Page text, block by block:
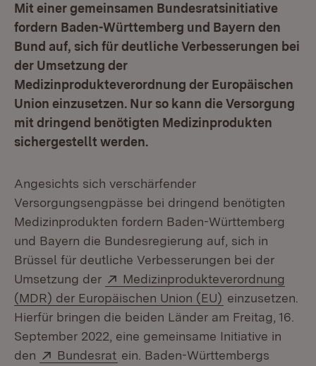
Mit einer gemeinsamen Bundesratsinitiative
fordern Baden-Württemberg und Bayern den
Bund auf, sich für deutliche Verbesserungen bei
der Umsetzung der
Medizinprodukteverordnung der Europäischen
Union einzusetzen. Nur so kann die Versorgung
mit dringend benötigten Medizinprodukten
sichergestellt werden.
Angesichts sich verschärfender
Versorgungsengpässe bei dringend benötigten
Medizinprodukten fordern Baden-Württemberg
und Bayern die Bundesregierung auf, sich in
Brüssel für deutliche Verbesserungen bei der
Umsetzung der
Extern:
Medizinprodukteverordnung
(MDR) der Europäischen Union (EU) (Öffnet in
einzusetzen.
Hierfür bringen die beiden Länder am Freitag, 16.
September 2022, eine gemeinsame Initiative in
den
Extern:
Bundesrat (Öffnet in neuem Fenster)
ein. Baden-Württembergs